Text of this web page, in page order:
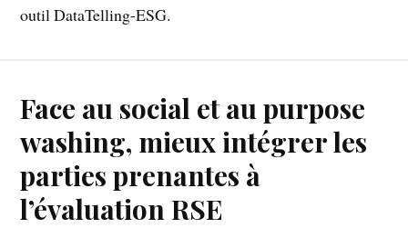
outil DataTelling-ESG.
Face au social et au purpose
washing, mieux intégrer les
parties prenantes à
l’évaluation RSE